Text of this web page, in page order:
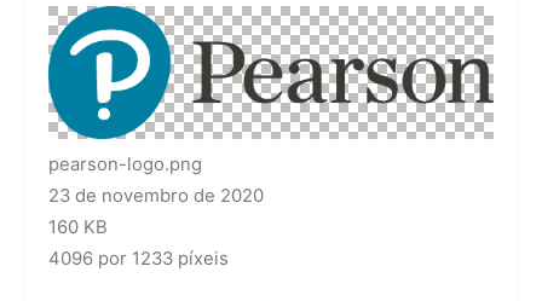
pearson-logo.png
23 de novembro de 2020
160 KB
4096 por 1233 píxeis